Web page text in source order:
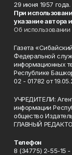
29 июня 1957 года.
При
указание автора
Об использовании
Газета
Федеральной
информационных
Республике
02 - 01782 от
УЧРЕДИТЕЛИ:
информации
общество
ГЛАВНЫЙ
Телефон
8 (34775) 2-55-15